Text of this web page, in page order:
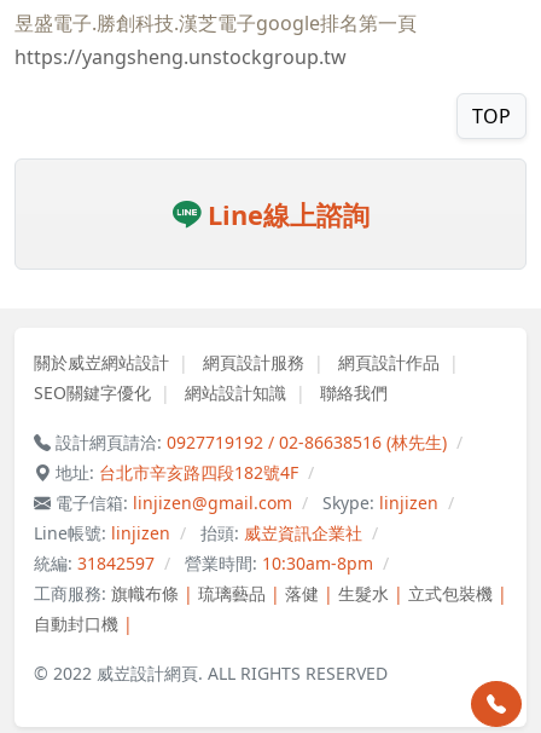
Line線上諮詢
昱盛電子.勝創科技.漢芝電子google排名第一頁
https://yangsheng.unstockgroup.tw
TOP
關於威岦網站設計 網頁設計服務
網頁設計作品
SEO關鍵字優化
網站設計知識 聯絡我們
設計網頁請洽: 0927719192 / 02-86638516 (林先生)
地址: 台北市辛亥路四段182號4F
電子信箱: linjizen@gmail.com Skype: linjizen
Line帳號: linjizen 抬頭: 威岦資訊企業社
統編: 31842597 營業時間: 10:30am-8pm
工商服務: 旗幟布條 | 琉璃藝品 | 落健 | 生髮水 | 立式包裝機 |
自動封口機 |
© 2022 威岦設計網頁. ALL RIGHTS RESERVED